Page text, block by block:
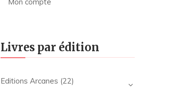
Livres par édition
Editions Arcanes (22)